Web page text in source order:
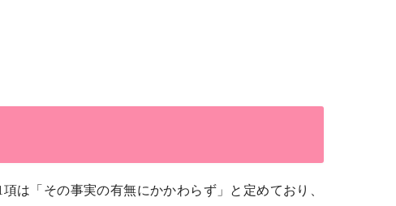
項は「その事実の有無にかかわらず」と定めており、